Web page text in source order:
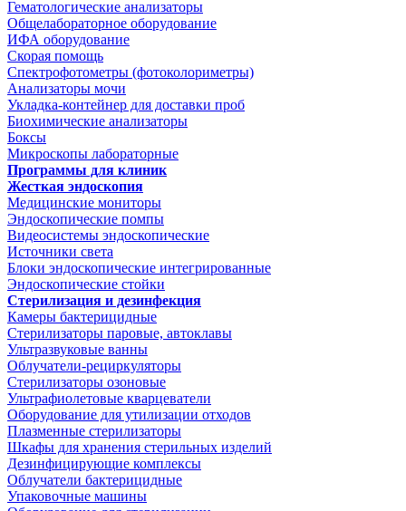
Гематологические анализаторы
Общелабораторное оборудование
ИФА оборудование
Скорая помощь
Спектрофотометры (фотоколориметры)
Анализаторы мочи
Укладка-контейнер для доставки проб
Биохимические анализаторы
Боксы
Микроскопы лабораторные
Программы для клиник
Жесткая эндоскопия
Медицинские мониторы
Эндоскопические помпы
Видеосистемы эндоскопические
Источники света
Блоки эндоскопические интегрированные
Эндоскопические стойки
Стерилизация и дезинфекция
Камеры бактерицидные
Стерилизаторы паровые, автоклавы
Ультразвуковые ванны
Облучатели-рециркуляторы
Стерилизаторы озоновые
Ультрафиолетовые кварцеватели
Оборудование для утилизации отходов
Плазменные стерилизаторы
Шкафы для хранения стерильных изделий
Дезинфицирующие комплексы
Облучатели бактерицидные
Упаковочные машины